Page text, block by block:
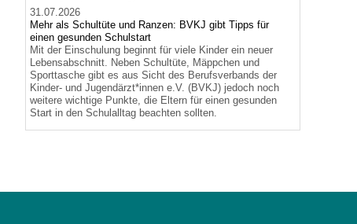
31.07.2026
Mehr als Schultüte und Ranzen: BVKJ gibt Tipps für
einen gesunden Schulstart
Mit der Einschulung beginnt für viele Kinder ein neuer
Lebensabschnitt. Neben Schultüte, Mäppchen und
Sporttasche gibt es aus Sicht des Berufsverbands der
Kinder- und Jugendärzt*innen e.V. (BVKJ) jedoch noch
weitere wichtige Punkte, die Eltern für einen gesunden
Start in den Schulalltag beachten sollten.